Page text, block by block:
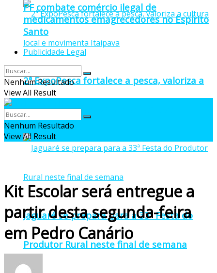
2ª ExpoPesca fortalece a pesca, valoriza a
cultura local e movimenta Itaipava
Jaguaré se prepara para a 33ª Festa do
Produtor Rural neste final de semana
PF combate comércio ilegal de
medicamentos emagrecedores no Espírito
Santo
Publicidade Legal
Nenhum Resultado
View All Result
Nenhum Resultado
View All Result
Kit Escolar será entregue a
partir desta segunda-feira
em Pedro Canário